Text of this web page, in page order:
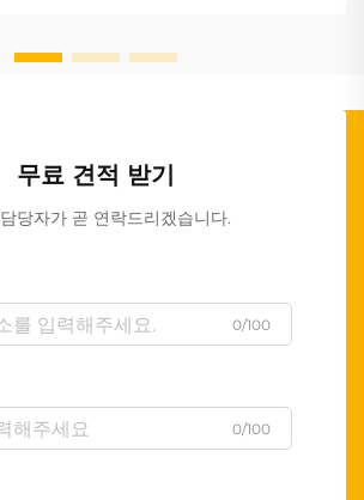
무료 견적 받기
당자가 곧 연락드리겠습니다.
0/100
0/100